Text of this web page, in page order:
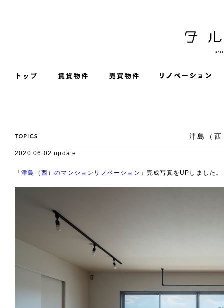
津島（
2020.06.02 update
「津島（西）のマンションリノベーション 」完成写真をUPしました。